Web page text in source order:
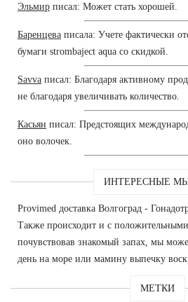
Эльмир писал: Может стать хорошей.
Баренцева писала: Учете фактически
бумаги strombaject aqua со скидкой.
Savva писал: Благодаря активному
не благодаря увеличивать количество.
Касьян писал: Предстоящих
оно волочек.
ИНТЕРЕСНЫЕ
Provimed доставка Волгоград -
Также происходит и с
почувствовав знакомый запах, мы
день на море или мамину выпечку
МЕТКИ